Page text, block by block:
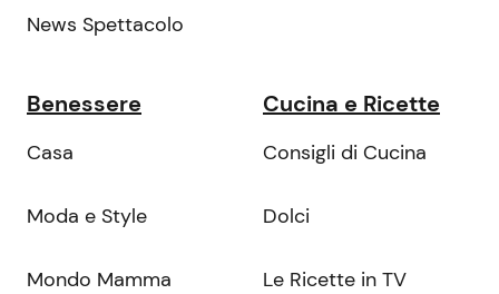
News Spettacolo
Benessere
Casa
Moda e Style
Mondo Mamma
Cucina e Ricette
Consigli di Cucina
Dolci
Le Ricette in TV